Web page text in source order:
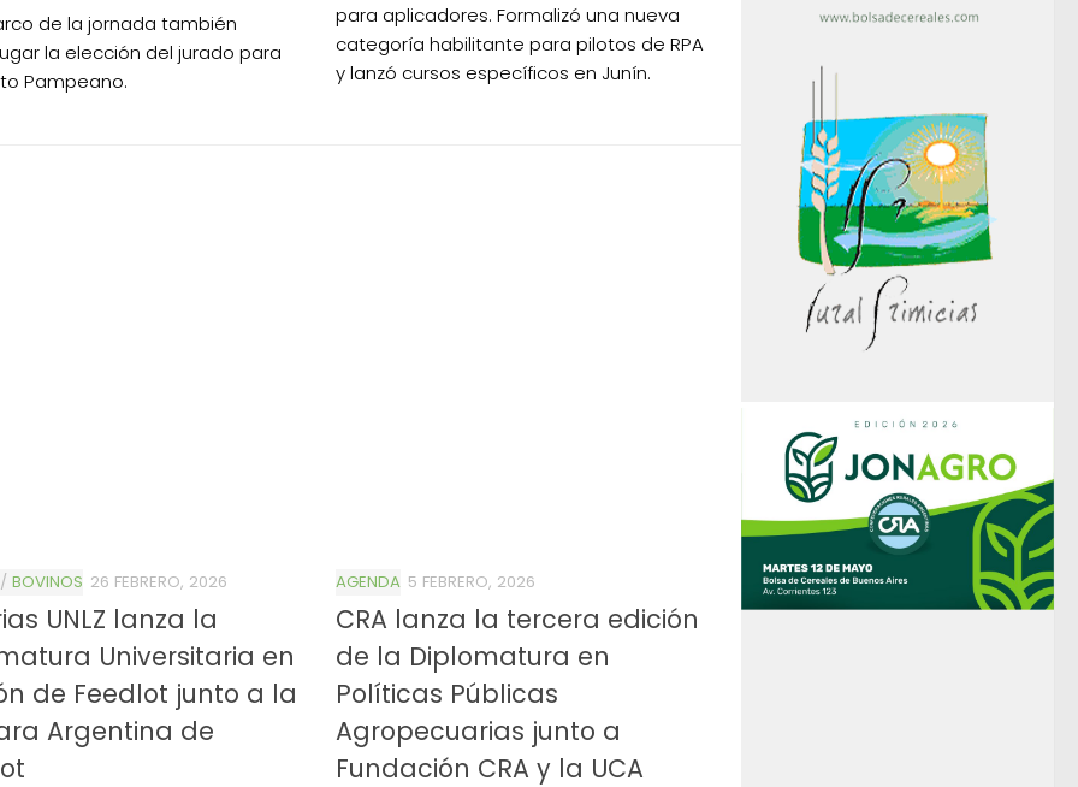
de la jornada también
la elección del jurado para
Pampeano.
para aplicadores. Formalizó una nueva
categoría habilitante para pilotos de RPA
y lanzó cursos específicos en Junín.
/ BOVINOS 26 FEBRERO, 2026
UNLZ lanza la
Universitaria en
de Feedlot junto a la
Argentina de
AGENDA 5 FEBRERO, 2026
CRA lanza la tercera edición
de la Diplomatura en
Políticas Públicas
Agropecuarias junto a
Fundación CRA y la UCA